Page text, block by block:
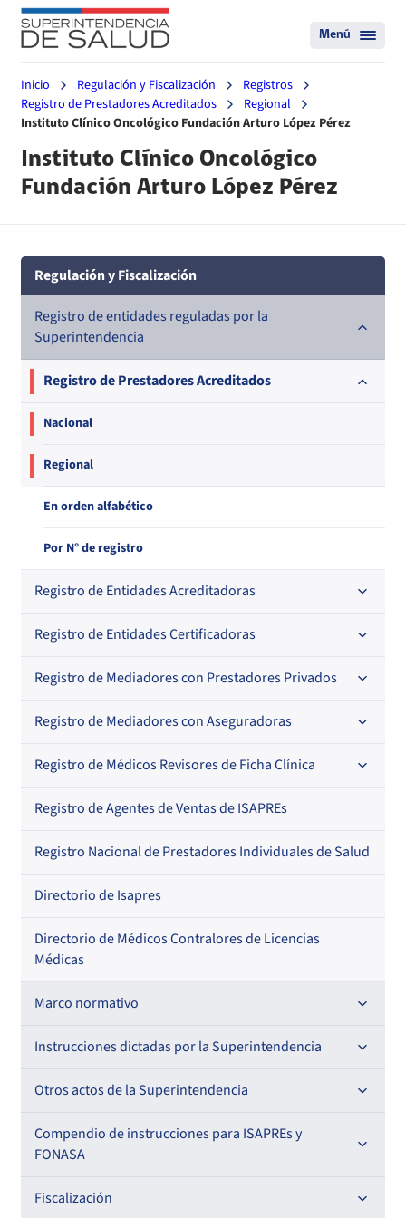
Menú
Inicio Regulación y Fiscalización
Registros
Registro de Prestadores Acreditados
Regional
Instituto Clínico Oncológico Fundación Arturo López Pérez
Instituto Clínico Oncológico
Fundación Arturo López Pérez
Regulación y Fiscalización
Registro de entidades reguladas por la
Superintendencia
Registro de Prestadores Acreditados
Nacional
Regional
En orden alfabético
Por N° de registro
Registro de Entidades Acreditadoras
En orden alfabético
Por N° de registro
Regional
Registro de Entidades Certificadoras
Por orden alfabético
Por N° de registro
Registro de Mediadores con Prestadores Privados
Por orden alfabético
Por N° de registro
Por profesión
Regional
Registro de Mediadores con Aseguradoras
Regional
Por orden alfabético
Por profesión
Registro de Médicos Revisores de Ficha Clínica
Regional
Por orden alfabético
Por especialidad
Registro de Agentes de Ventas de ISAPREs
Registro Nacional de Prestadores Individuales de Salud
Directorio de Isapres
Directorio de Médicos Contralores de Licencias
Médicas
Marco normativo
Leyes
Decretos con Fuerza de Ley
Decretos
Instrucciones dictadas por la Superintendencia
Para ISAPREs y FONASA
Circulares
Para Prestadores Institucionales
Otros actos de la Superintendencia
Antecedentes preparatorios de normas que afecten a
EMT Ley N° 20.416
Comisión Evaluadora de Licitaciones Públicas
Compendio de instrucciones para ISAPREs y
FONASA
Compendio Beneficios
Fiscalización